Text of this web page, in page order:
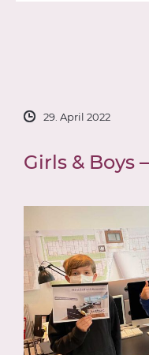
29. April 2022
Girls & Boys